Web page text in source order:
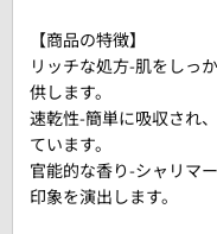
【商品の特徴】
リッチな処方-肌をしっ
供します。
速乾性-簡単に吸収され
ています。
官能的な香り-シャリマ
印象を演出します。